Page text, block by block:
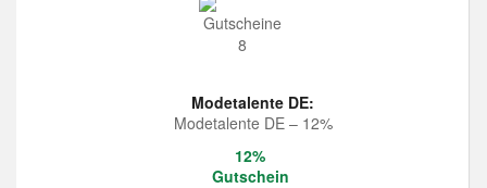
Modetalente DE:
Modetalente DE – 12%
12%
Gutschein